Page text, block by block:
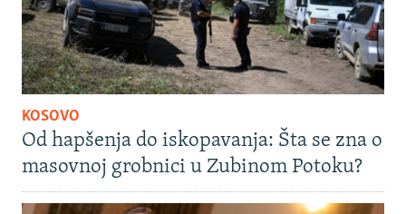
KOSOVO
Od hapšenja do iskopavanja: Šta se zna o
masovnoj grobnici u Zubinom Potoku?